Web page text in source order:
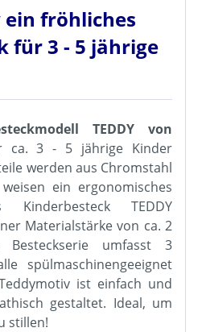
ein fröhliches
für 3 - 5 jährige
TEDDY von
ca. 3 - 5 jährige Kinder
werden aus Chromstahl
ein ergonomisches
TEDDY
Materialstärke von ca. 2
umfasst 3
spülmaschinengeeignet
ist einfach und
gestaltet. Ideal, um
stillen!